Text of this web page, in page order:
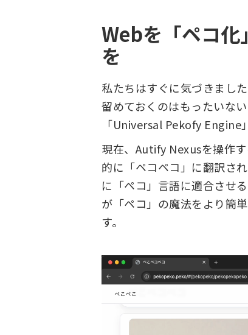
Webを「ペコ化
を
私たちはすぐに気づきまし
留めておくのはもったいな
「Universal Pekofy Engine
現在、Autify Nexusを操作
的に「ペコペコ」に翻訳さ
に「ペコ」言語に適合させ
が「ペコ」の魔法をより簡
す。